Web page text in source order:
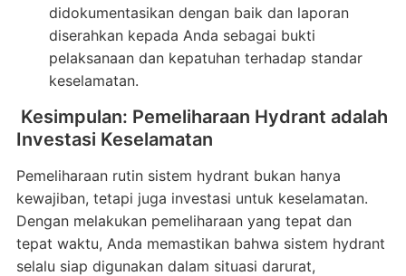
didokumentasikan dengan baik dan laporan
diserahkan kepada Anda sebagai bukti
pelaksanaan dan kepatuhan terhadap standar
keselamatan.
Kesimpulan: Pemeliharaan Hydrant adalah
Investasi Keselamatan
Pemeliharaan rutin sistem hydrant bukan hanya
kewajiban, tetapi juga investasi untuk keselamatan.
Dengan melakukan pemeliharaan yang tepat dan
tepat waktu, Anda memastikan bahwa sistem hydrant
selalu siap digunakan dalam situasi darurat,